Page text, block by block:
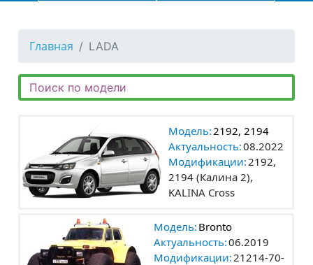
Главная LADA
Модель:2192, 2194
Актуальность:08.2022
Модификации:2192,
2194 (Калина 2),
KALINA Cross
Модель: Bronto
Актуальность:06.2019
Модификации:21214-70-